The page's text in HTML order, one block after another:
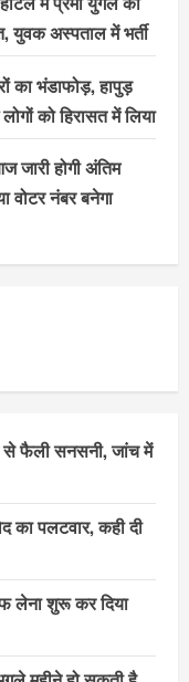
युवक अस्पताल में भर्ती
का भंडाफोड़, हापुड़
को हिरासत में लिया
जारी होगी अंतिम
वोटर नंबर बनेगा
से फैली सनसनी, जांच में
का पलटवार, कही दी
लेना शुरू कर दिया